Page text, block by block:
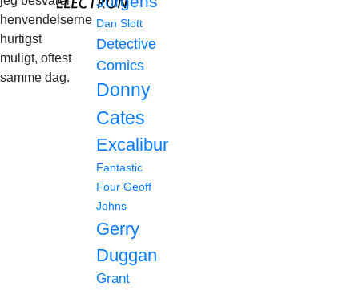
henvendelserne
hurtigst
muligt, oftest
samme dag.
Dan Slott
Detective
Comics
Donny
Cates
Excalibur
Fantastic
Four Geoff
Johns
Gerry
Duggan
Grant